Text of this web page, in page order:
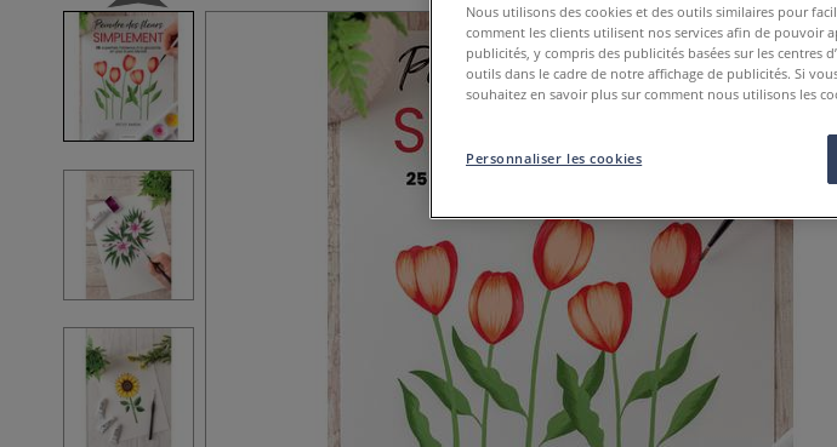
Nous utilisons des cookies et des outils similaires pour
comment les clients utilisent nos services afin de pouvoir
publicités, y compris des publicités basées sur les centres
outils dans le cadre de notre affichage de publicités. Si
souhaitez en savoir plus sur comment nous utilisons les
Personnaliser les cookies